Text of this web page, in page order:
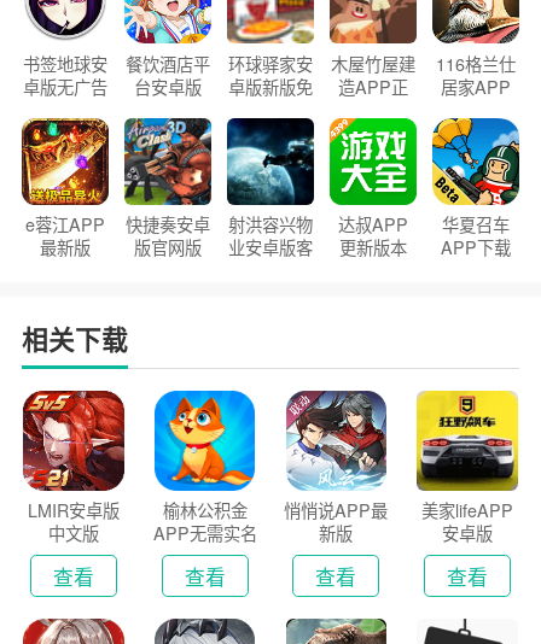
书签地球安
卓版无广告
餐饮酒店平
台安卓版
环球驿家安
卓版新版免
木屋竹屋建
造APP正
116格兰仕
居家APP
e蓉江APP
最新版
快捷奏安卓
版官网版
射洪容兴物
业安卓版客
达叔APP
更新版本
华夏召车
APP下载
相关下载
LMIR安卓版
中文版
查看
榆林公积金
APP无需实名
认证版
查看
悄悄说APP最
新版
查看
美家lifeAPP
安卓版
查看